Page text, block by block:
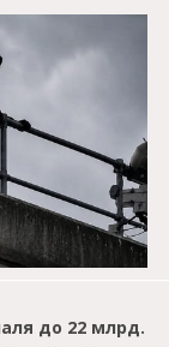
до 22 млрд.